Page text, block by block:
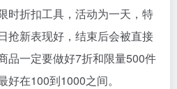
时折扣工具，活动为一天，特
抢新表现好，结束后会被直接
品一定要做好7折和限量500件
好在100到1000之间。